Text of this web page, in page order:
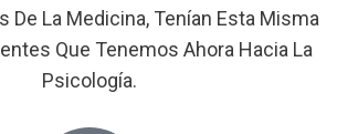
De La Medicina, Tenían Esta Misma
Que Tenemos Ahora Hacia La
Psicología.